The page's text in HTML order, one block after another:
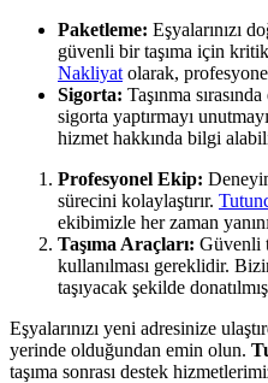
Paketleme: Eşyalarınızı
güvenli bir taşıma için
Nakliyat olarak,
Sigorta: Taşınma
sigorta yaptırmayı
hizmet hakkında bilgi
Profesyonel Ekip:
sürecini kolaylaştırır.
ekibimizle her zaman
Taşıma Araçları: Güvenli
kullanılması gereklidir.
taşıyacak şekilde
Eşyalarınızı yeni adresinize
yerinde olduğundan emin olun.
taşıma sonrası destek